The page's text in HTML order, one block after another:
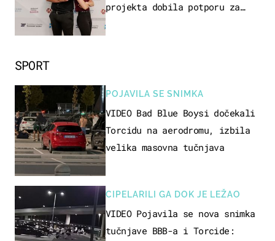
SPORT
POJAVILA SE SNIMKA
VIDEO Bad Blue Boysi dočekali
Torcidu na aerodromu, izbila
velika masovna tučnjava
CIPELARILI GA DOK JE LEŽAO
VIDEO Pojavila se nova snimka
tučnjave BBB-a i Torcide:
projekta dobila potporu za